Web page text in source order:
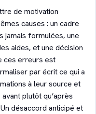
de motivation
causes : un cadre
jamais formulées, une
aides, et une décision
ces erreurs est
par écrit ce qui a
à leur source et
plutôt qu’après
désaccord anticipé et